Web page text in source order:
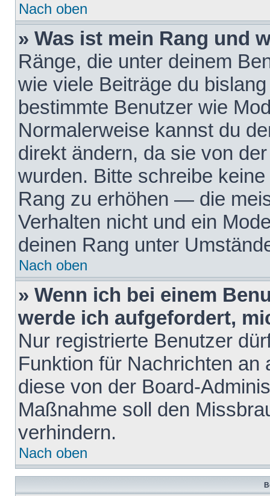
Nach oben
» Was ist mein Rang und
Ränge, die unter deinem
wie viele Beiträge du
bestimmte Benutzer wie
Normalerweise kannst du
direkt ändern, da sie von
wurden. Bitte schreibe
Rang zu erhöhen — die
Verhalten nicht und ein
deinen Rang unter
Nach oben
» Wenn ich bei einem
werde ich aufgefordert,
Nur registrierte Benutzer
Funktion für Nachrichten
diese von der Board-
Maßnahme soll den
verhindern.
Nach oben